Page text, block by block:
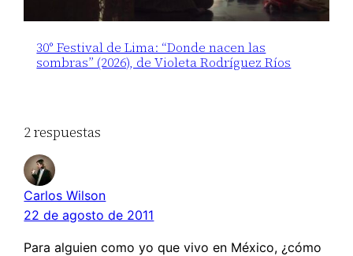
30° Festival de Lima: “Donde nacen las
sombras” (2026), de Violeta Rodríguez Ríos
2 respuestas
Carlos Wilson
22 de agosto de 2011
Para alguien como yo que vivo en México, ¿cómo